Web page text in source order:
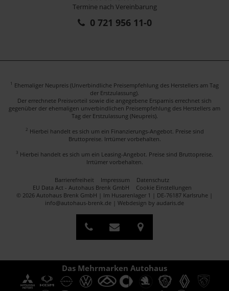
Termine nach Vereinbarung
0 721 956 11-0
1 Ehemaliger Neupreis (Unverbindliche Preisempfehlung des Herstellers am Tag
der Erstzulassung).
Der errechnete Preisvorteil sowie die angegebene Ersparnis errechnet sich
gegenüber der ehemaligen unverbindlichen Preisempfehlung des Herstellers am
Tag der Erstzulassung (Neupreis).
2 Hierbei handelt es sich um ein Finanzierungs-Angebot. Preise sind
Bruttopreise. Irrtümer vorbehalten.
3 Hierbei handelt es sich um ein Leasing-Angebot. Preise sind Bruttopreise.
Irrtümer vorbehalten.
Barrierefreiheit Impressum
Datenschutz
EU Data Act - Autohaus Brenk GmbH
Cookie Einstellungen
© 2026 Autohaus Brenk GmbH | Im Husarenlager 1 | DE-76187 Karlsruhe |
info@autohaus-brenk.de | Webdesign by audaris.de
Das Mehrmarken Autohaus